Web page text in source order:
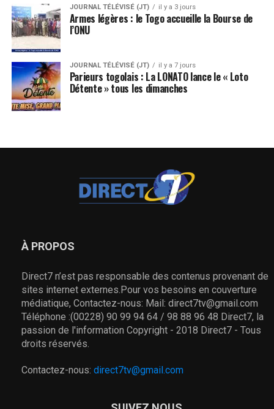
JOURNAL TÉLÉVISÉ (JT) il y a 3 jours
Armes légères : le Togo accueille la Bourse de
l’ONU
JOURNAL TÉLÉVISÉ (JT) il y a 7 jours
Parieurs togolais : La LONATO lance le « Loto
Détente » tous les dimanches
À PROPOS
Direct7 n’est pas responsable des contenus provenant de
sites internet externes.Pour vos besoins en couverture
médiatique, Contactez-nous: Mail: direct7tv@gmail.com
Téléphone :(00228) 90 99 94 64 / 98 88 96 48 Direct7, la
passion de l'information Copyright - 2018 Direct7 - Tous
droits réservés.
Contactez-nous: direct7tv@gmail.com